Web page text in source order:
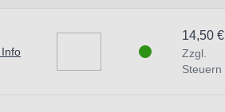
14,50 €
Zzgl.
Steuern